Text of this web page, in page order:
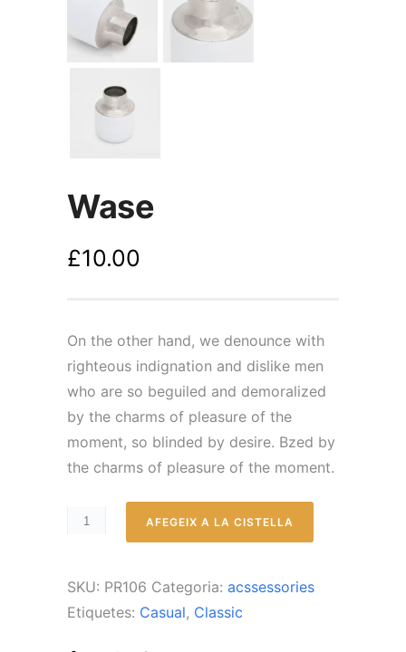
Wase
E
r
e
u
o
r
i
l
e
£10.00
r
e
u
a
c
t
a
l
s
:
On the other hand, we denounce with
righteous indignation and dislike men
who are so beguiled and demoralized
by the charms of pleasure of the
moment, so blinded by desire. Bzed by
the charms of pleasure of the moment.
AFEGEIX A LA CISTELLA
SKU: PR106 Categoria: acssessories
Etiquetes: Casual, Classic